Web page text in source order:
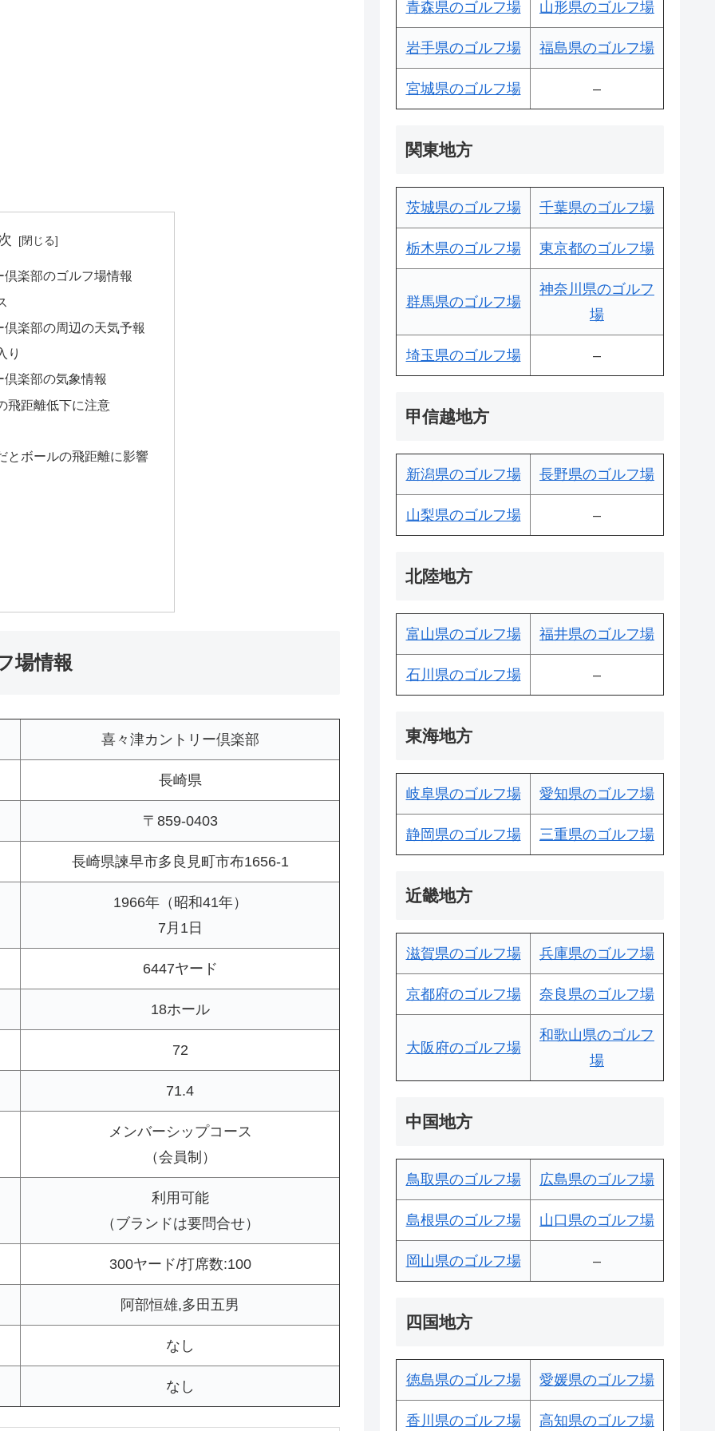
楽部のゴルフ場情報
楽部の周辺の天気予報
り
楽部の気象情報
飛距離低下に注意
とボールの飛距離に影響
場情報
喜々津カントリー倶楽部
長崎県
〒859-0403
長崎県諫早市多良見町市布1656-1
1966年（昭和41年）
7月1日
6447ヤード
18ホール
72
71.4
メンバーシップコース
（会員制）
利用可能
（ブランドは要問合せ）
300ヤード/打席数:100
阿部恒雄,多田五男
なし
なし
青森県のゴルフ場 山形県のゴルフ場
岩手県のゴルフ場 福島県のゴルフ場
宮城県のゴルフ場 –
関東地方
茨城県のゴルフ場 千葉県のゴルフ場
栃木県のゴルフ場 東京都のゴルフ場
群馬県のゴルフ場
神奈川県のゴルフ
場
埼玉県のゴルフ場 –
甲信越地方
新潟県のゴルフ場 長野県のゴルフ場
山梨県のゴルフ場 –
北陸地方
富山県のゴルフ場 福井県のゴルフ場
石川県のゴルフ場 –
東海地方
岐阜県のゴルフ場 愛知県のゴルフ場
静岡県のゴルフ場 三重県のゴルフ場
近畿地方
滋賀県のゴルフ場 兵庫県のゴルフ場
京都府のゴルフ場 奈良県のゴルフ場
大阪府のゴルフ場
和歌山県のゴルフ
場
中国地方
鳥取県のゴルフ場 広島県のゴルフ場
島根県のゴルフ場 山口県のゴルフ場
岡山県のゴルフ場 –
四国地方
徳島県のゴルフ場 愛媛県のゴルフ場
香川県のゴルフ場 高知県のゴルフ場